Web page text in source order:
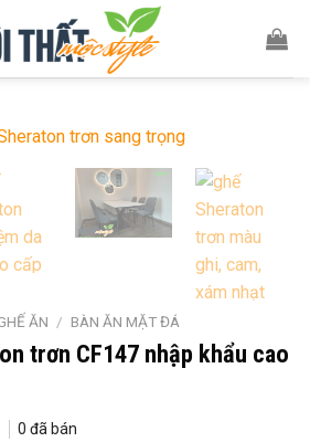
ĂN / BÀN ĂN MẶT ĐÁ
trơn CF147 nhập khẩu cao
0 đã bán